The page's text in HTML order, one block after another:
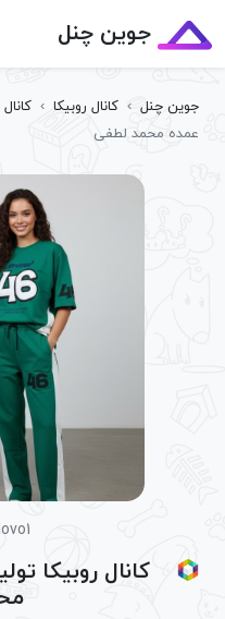
جوین چنل
جوین چنل › کانال روبیکا ›
عمده محمد لطفی
کانال روبیکا